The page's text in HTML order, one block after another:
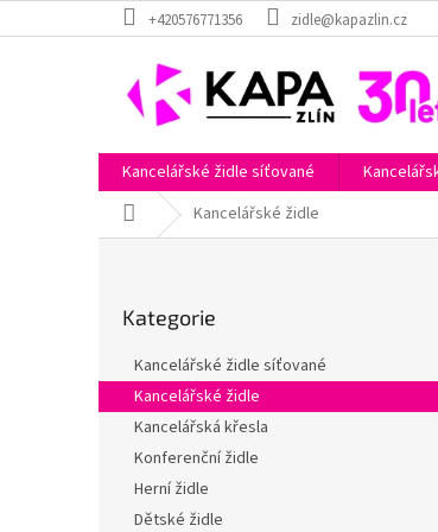
na
+420576771356 zidle@kapazlin.cz
Kancelářské židle síťované
Domů Kancelářské židle
a
n
kategorie
Kategorie
Kancelářské židle síťované
Kancelářské židle
Kancelářská křesla
Konferenční židle
Herní židle
Dětské židle